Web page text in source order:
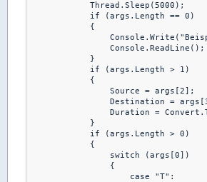
            Thread.Sleep(5000);
            if (args.Length == 0)
            {
                Console.ReadLine();
            }
            if (args.Length > 1)
            {
                Source = args[2];
Destination =
Duration =
            }
            if (args.Length > 0)
            {
                switch (args[0])
                {
                    case "T":